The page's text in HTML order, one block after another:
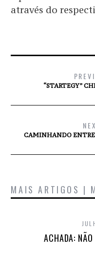
através do
“STARTEGY”
CAMINHANDO ENTRE
MAIS ARTIGOS |
ACHADA: